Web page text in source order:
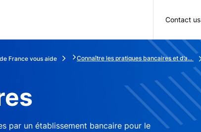
Contact us
France vous aide Connaître les pratiques bancaires et d’a...
par un établissement bancaire pour le